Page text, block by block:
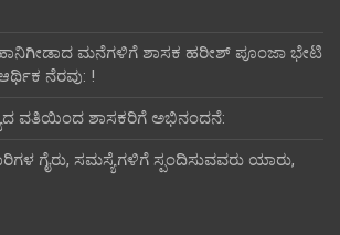
ಮನೆಗಳಿಗೆ ಶಾಸಕ ಹರೀಶ್ ಪೂಂಜಾ ಭೇಟಿ
ನೆರವು: !
ವತಿಯಿಂದ ಶಾಸಕರಿಗೆ ಅಭಿನಂದನೆ:
ಗೈರು, ಸಮಸ್ಯೆಗಳಿಗೆ ಸ್ಪಂದಿಸುವವರು ಯಾರು,